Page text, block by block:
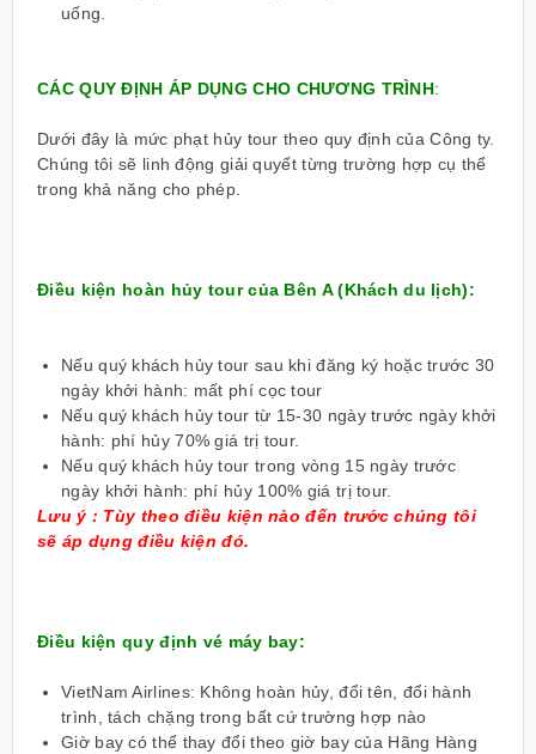
uống.
CÁC QUY ĐỊNH ÁP DỤNG CHO CHƯƠNG TRÌNH:
Dưới đây là mức phạt hủy tour theo quy định của Công ty.
Chúng tôi sẽ linh động giải quyết từng trường hợp cụ thể
trong khả năng cho phép.
Điều kiện hoàn hủy tour của Bên A (Khách du lịch):
Nếu quý khách hủy tour sau khi đăng ký hoặc trước 30
ngày khởi hành: mất phí cọc tour
Nếu quý khách hủy tour từ 15-30 ngày trước ngày khởi
hành: phí hủy 70% giá trị tour.
Nếu quý khách hủy tour trong vòng 15 ngày trước
ngày khởi hành: phí hủy 100% giá trị tour.
Lưu ý : Tùy theo điều kiện nào đến trước chúng tôi
sẽ áp dụng điều kiện đó.
Điều kiện quy định vé máy bay:
VietNam Airlines: Không hoàn hủy, đổi tên, đổi hành
trình, tách chặng trong bất cứ trường hợp nào
Giờ bay có thể thay đổi theo giờ bay của Hãng Hàng